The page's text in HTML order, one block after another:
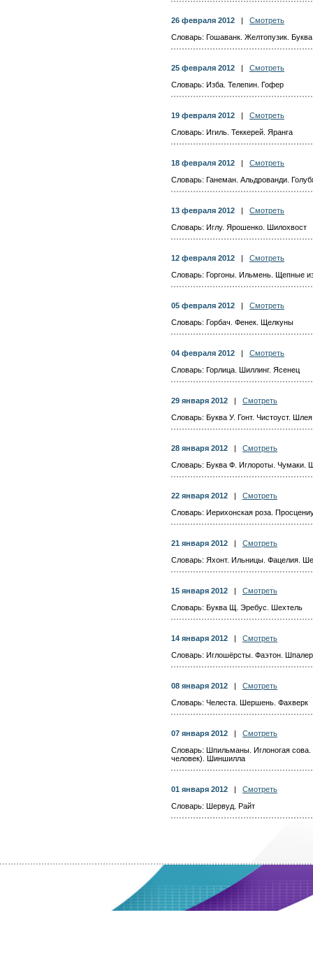
26 февраля 2012
Смотреть
Словарь: Гошаванк. Желтопузик.
25 февраля 2012
Смотреть
Словарь: Изба. Телепин. Гофер
19 февраля 2012
Смотреть
Словарь: Игиль. Теккерей. Яранга
18 февраля 2012
Смотреть
Словарь: Ганеман. Альдрованди.
13 февраля 2012
Смотреть
Словарь: Иглу. Ярошенко. Шилохвост
12 февраля 2012
Смотреть
Словарь: Горгоны. Ильмень. Щепные
05 февраля 2012
Смотреть
Словарь: Горбач. Фенек. Щелкуны
04 февраля 2012
Смотреть
Словарь: Горлица. Шиллинг. Ясенец
29 января 2012
Смотреть
Словарь: Буква У. Гонт. Чистоуст.
28 января 2012
Смотреть
Словарь: Буква Ф. Иглороты. Чумаки.
22 января 2012
Смотреть
Словарь: Иерихонская роза.
21 января 2012
Смотреть
Словарь: Яхонт. Ильницы. Фацелия.
15 января 2012
Смотреть
Словарь: Буква Щ. Эребус. Шехтель
14 января 2012
Смотреть
Словарь: Иглошёрсты. Фаэтон.
08 января 2012
Смотреть
Словарь: Челеста. Шершень. Фахверк
07 января 2012
Смотреть
Словарь: Шпильманы. Иглоногая
человек). Шиншилла
01 января 2012
Смотреть
Словарь: Шервуд. Райт